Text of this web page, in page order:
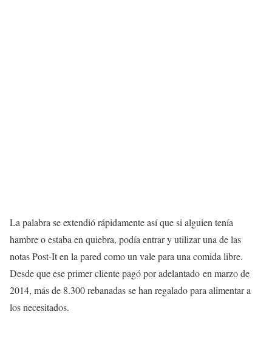
La palabra se extendió rápidamente así que si alguien tenía
hambre o estaba en quiebra, podía entrar y utilizar una de las
notas Post-It en la pared como un vale para una comida libre.
Desde que ese primer cliente pagó por adelantado en marzo de
2014, más de 8.300 rebanadas se han regalado para alimentar a
los necesitados.